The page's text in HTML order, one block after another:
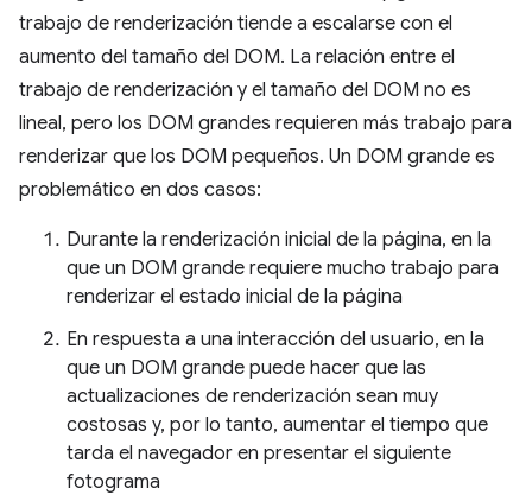
trabajo de renderización tiende a escalarse con el
aumento del tamaño del DOM. La relación entre el
trabajo de renderización y el tamaño del DOM no es
lineal, pero los DOM grandes requieren más trabajo para
renderizar que los DOM pequeños. Un DOM grande es
problemático en dos casos:
Durante la renderización inicial de la página, en la
que un DOM grande requiere mucho trabajo para
renderizar el estado inicial de la página
En respuesta a una interacción del usuario, en la
que un DOM grande puede hacer que las
actualizaciones de renderización sean muy
costosas y, por lo tanto, aumentar el tiempo que
tarda el navegador en presentar el siguiente
fotograma